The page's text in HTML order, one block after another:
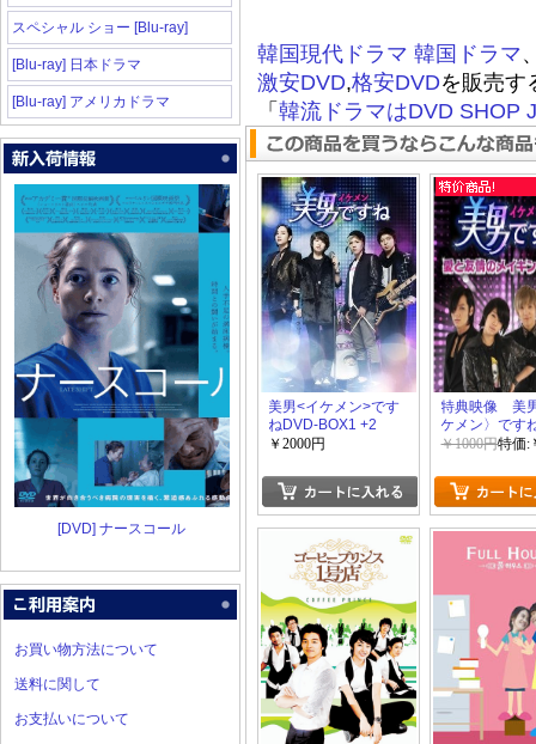
スペシャル ショー [Blu-ray]
[Blu-ray] 日本ドラマ
[Blu-ray] アメリカドラマ
[DVD] ナースコール
お買い物方法について
送料に関して
お支払いについて
韓国現代ドラマ 韓国ドラマ
激安DVD,格安DVDを販売す
「 韓流ドラマはDVD SHOP
美男<イケメン>です
ねDVD-BOX1 +2
￥2000円
特典映像 美
ケメン〉です
友情のメイキ
ね
￥1000円特価: